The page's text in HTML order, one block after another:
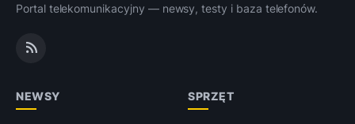
Portal telekomunikacyjny — newsy, testy i baza telefonów.
NEWSY SPRZĘT